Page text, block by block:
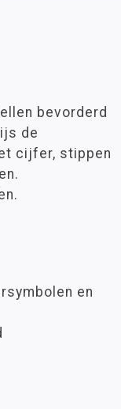
bevorderd
de
cijfer, stippen
en